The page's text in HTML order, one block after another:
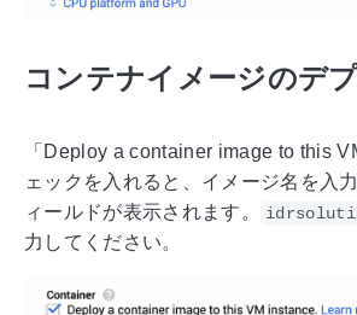
コンテナイメージのデ
「Deploy a container image to this
ェックを入れると、イメージ名を入
ィールドが表示されます。
力してください。